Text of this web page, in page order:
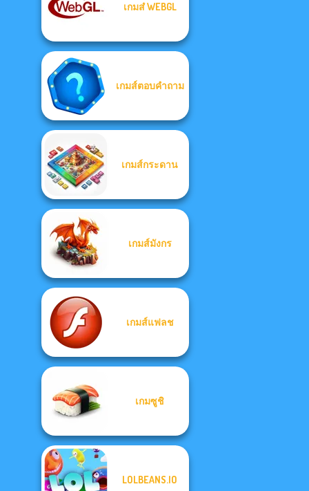
เกมส๋ WEBGL
เกมส์ตอบคำถาม
เกมส์กระดาน
เกมส์มังกร
เกมส์แฟลช
เกมซูชิ
LOLBEANS.IO